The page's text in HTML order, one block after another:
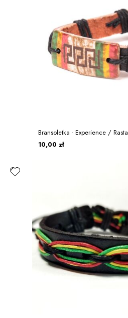
Bransoletka - Experience / Rasta
10,00 zł